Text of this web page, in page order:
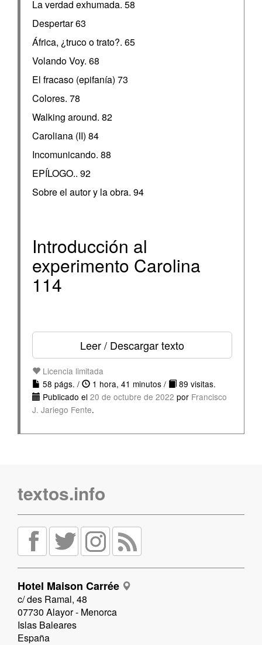
La verdad exhumada. 58
Despertar 63
África, ¿truco o trato?. 65
Volando Voy. 68
El fracaso (epifanía) 73
Colores. 78
Walking around. 82
Caroliana (II) 84
Incomunicando. 88
EPÍLOGO.. 92
Sobre el autor y la obra. 94
Introducción al
experimento Carolina
114
Leer / Descargar texto
Licencia limitada
58 págs. /
1 hora, 41 minutos /
89 visitas.
Publicado el 20 de octubre de 2022 por Francisco
J. Jariego Fente.
textos.info
Hotel Maison Carrée
c/ des Ramal, 48
07730 Alayor - Menorca
Islas Baleares
España